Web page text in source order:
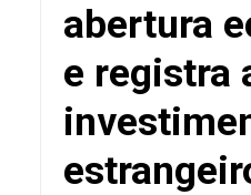
abertura
e registra